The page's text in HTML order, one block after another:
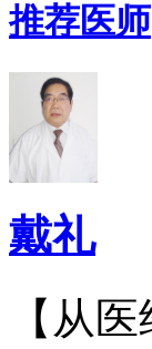
推荐医师
戴礼
【从